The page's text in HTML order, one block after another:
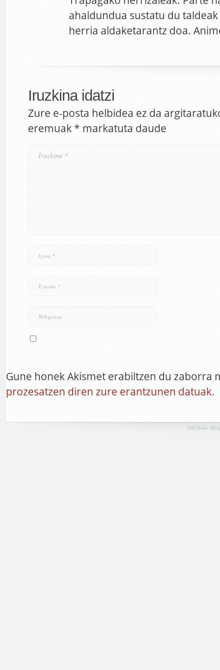
ahaldundua sustatu du
herria aldaketarantz doa.
Iruzkina idatzi
Zure e-posta helbidea ez da
eremuak * markatuta daude
Gune honek Akismet erabiltzen du zaborra
prozesatzen diren zure erantzunen datuak.
ARGIAko